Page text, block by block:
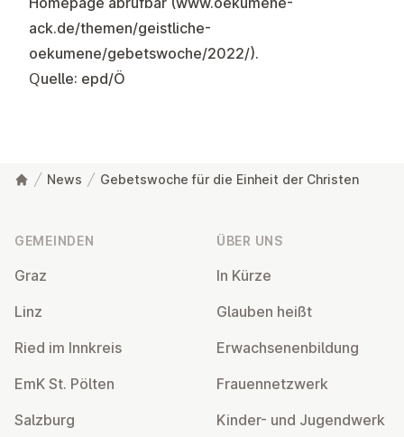
ack.de/themen/geistliche-
oekumene/gebetswoche/2022/).
Quelle: epd/Ö
News Gebetswoche für die Einheit der Christen
GEMEINDEN
Graz
Linz
Ried im Innkreis
EmK St. Pölten
Salzburg
ÜBER UNS
In Kürze
Glauben heißt
Er­wach­se­nen­bil­dung
Frau­en­netz­werk
Kinder- und Ju­gend­werk